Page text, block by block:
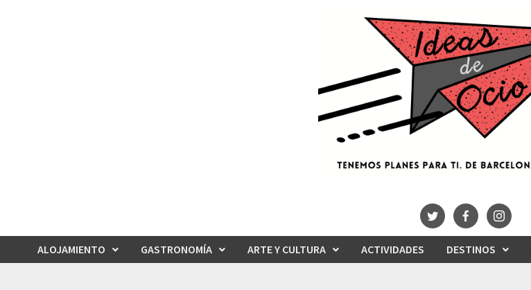
ALOJAMIENTO GASTRONOMÍA ARTE Y CULTURA ACTIVIDADES DESTINOS